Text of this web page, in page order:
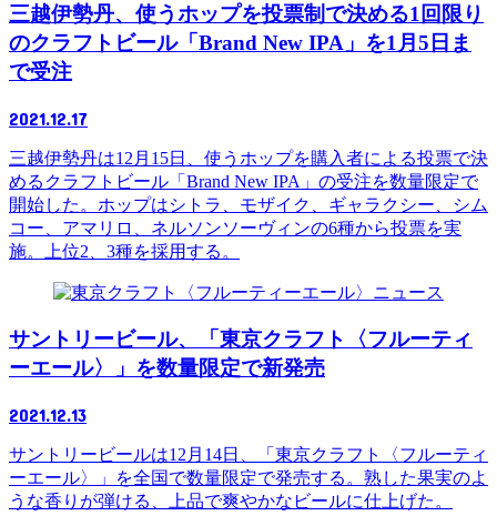
三越伊勢丹、使うホップを投票制で決める1回限り
のクラフトビール「Brand New IPA」を1月5日ま
で受注
2021.12.17
三越伊勢丹は12月15日、使うホップを購入者による投票で決
めるクラフトビール「Brand New IPA」の受注を数量限定で
開始した。ホップはシトラ、モザイク、ギャラクシー、シム
コー、アマリロ、ネルソンソーヴィンの6種から投票を実
施。上位2、3種を採用する。
ニュース
サントリービール、「東京クラフト〈フルーティ
ーエール〉」を数量限定で新発売
2021.12.13
サントリービールは12月14日、「東京クラフト〈フルーティ
ーエール〉」を全国で数量限定で発売する。熟した果実のよ
うな香りが弾ける、上品で爽やかなビールに仕上げた。